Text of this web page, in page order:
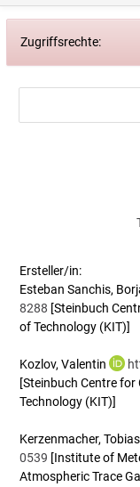
Zugriffsrechte:
Ersteller/in:
Esteban Sanchis,
8288 [Steinbuch
of Technology (KIT)]
Kozlov, Valentin
[Steinbuch Centre
Technology (KIT)]
Kerzenmacher, Tobias
0539 [Institute of
Atmospheric Trace